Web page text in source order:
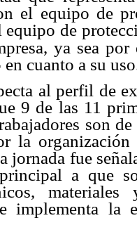
el equipo de
equipo de
ya sea
en cuanto a su
al perfil de
9 de las 11
son
la
jornada fue
a que
materiales
implementa la